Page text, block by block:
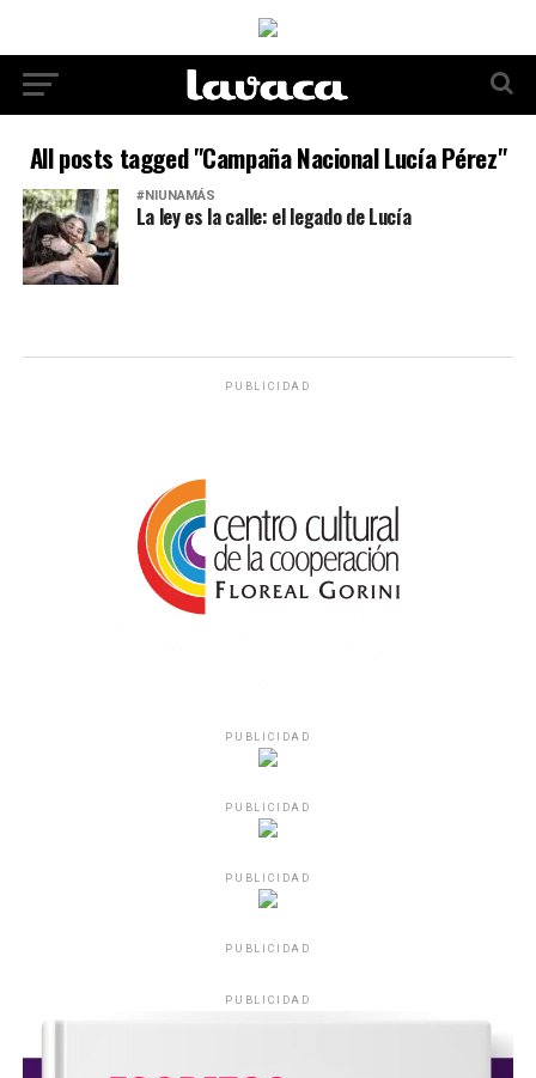
All posts tagged "Campaña Nacional Lucía Pérez"
#NIUNAMÁS
La ley es la calle: el legado de Lucía
PUBLICIDAD
PUBLICIDAD
PUBLICIDAD
PUBLICIDAD
PUBLICIDAD
PUBLICIDAD